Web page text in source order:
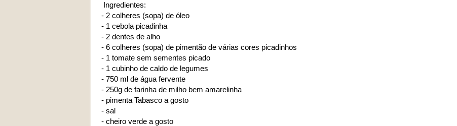
Ingredientes:
- 2 colheres (sopa) de óleo
- 1 cebola picadinha
- 2 dentes de alho
- 6 colheres (sopa) de pimentão de várias cores picadinhos
- 1 tomate sem sementes picado
- 1 cubinho de caldo de legumes
- 750 ml de água fervente
- 250g de farinha de milho bem amarelinha
- pimenta Tabasco a gosto
- sal
- cheiro verde a gosto